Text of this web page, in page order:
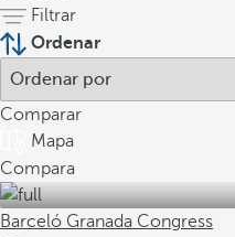
Filtrar
Ordenar
Comparar
Mapa
Compara
Barceló Granada Congress